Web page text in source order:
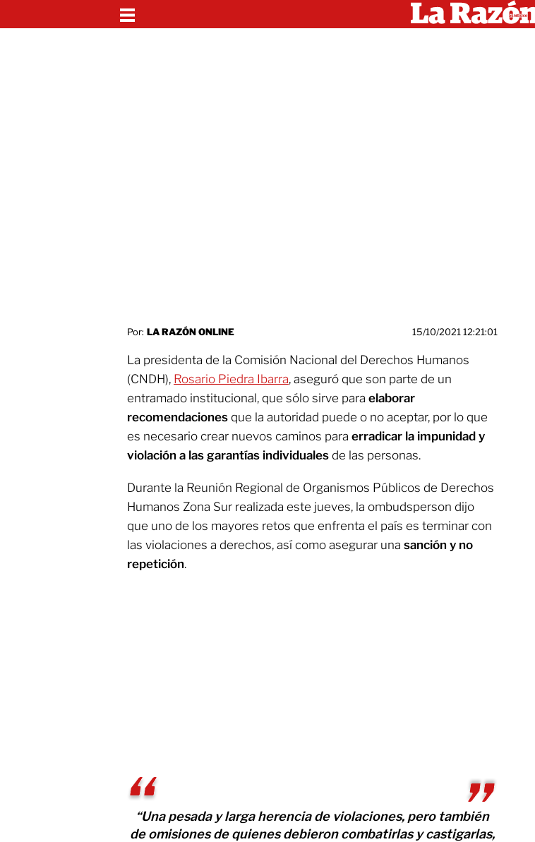
Por: LA RAZÓN ONLINE 15/10/2021 12:21:01
La presidenta de la Comisión Nacional del Derechos Humanos
(CNDH), Rosario Piedra Ibarra, aseguró que son parte de un
entramado institucional, que sólo sirve para elaborar
recomendaciones que la autoridad puede o no aceptar, por lo que
es necesario crear nuevos caminos para erradicar la impunidad y
violación a las garantías individuales de las personas.
Durante la Reunión Regional de Organismos Públicos de Derechos
Humanos Zona Sur realizada este jueves, la ombudsperson dijo
que uno de los mayores retos que enfrenta el país es terminar con
las violaciones a derechos, así como asegurar una sanción y no
repetición.
“Una pesada y larga herencia de violaciones, pero también
de omisiones de quienes debieron combatirlas y castigarlas,